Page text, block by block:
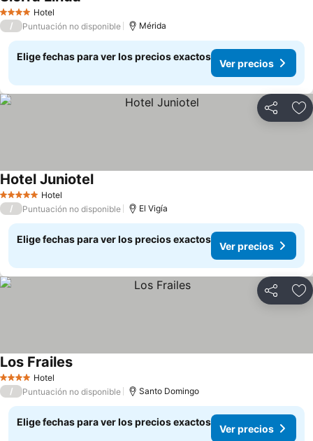
4 EstrellasHotel
/ Puntuación no disponible Mérida
Elige fechas para ver los precios exactos
Ver precios
Compartir
5 Estrellas Hotel
Hotel JuniotelVer precios
/ Puntuación no disponible El Vigía
Elige fechas para ver los precios exactos
Ver precios
Compartir
4 EstrellasHotel
Los FrailesVer precios
/ Puntuación no disponible Santo Domingo
Elige fechas para ver los precios exactos
Ver precios